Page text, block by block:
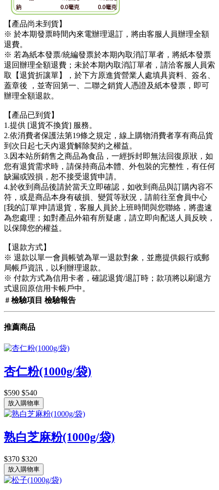
【產品尚未到貨】
※ 於本期發票時間內來電辦理退訂，將由客服人員辦理全額
退費。
※ 若為紙本發票/統編發票於本期內取消訂單者，將紙本發票
退回辦理全額退費；未於本期內取消訂單者，請洽客服人員索
取【退貨折讓單】，於下方原進貨營業人處填具資料、簽名、
蓋章後 ，並寄回第一、二聯之銷貨人憑證及紙本發票，即可
辦理全額退款。
【產品已到貨】
1.提供 [退貨不換貨] 服務。
2.依消費者保護法第19條之規定，線上購物消費者享有商品貨
到次日起七天內退貨解除契約之權益。
3.因本站所銷售之商品為食品，一經拆封即無法回復原狀，如
您有退貨需求時，請保持商品本體、外包裝的完整性，有任何
缺漏或毀損，恕不接受退貨申請。
4.於收到商品後請於當天立即確認，如收到商品與訂購內容不
符，或是商品本身有破損、變質等狀況，請前往至會員中心
[我的訂單]申請退貨，客服人員於上班時間與您聯絡，將盡速
為您處理；如對產品外箱有所疑慮，請立即向配送人員反映，
以保障您的權益。
【退款方式】
※ 退款以單一會員帳號為單一退款對象，並應提供銀行或郵
局帳戶資訊，以利辦理退款。
※ 付款方式為信用卡者，確認退貨/退訂時；款項將以刷退方
式退回原信用卡帳戶中。
# 檢驗項目 檢驗報告
推薦商品
杏仁粉(1000g/袋)
$590 $540
放入購物車
熟白芝麻粉(1000g/袋)
$370 $320
放入購物車